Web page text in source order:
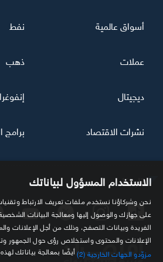
تابعنا
أسواق عالمية نفط
عملات ذهب
ديجيتال
نشرات الاقتصاد برامج
الاستخدام المسؤول لبياناتك
نحن وشركاؤنا نستخدم ملفات تعريف الارتباط
الفريدة وبيانات التصفح، وذلك من أجل الإعلانات
الإعلانات والمحتوى واستخلاص رؤى حول الجمهور
مزوّدو الجهات الخارجية (2)
أيضًا بمعالجة بياناتك